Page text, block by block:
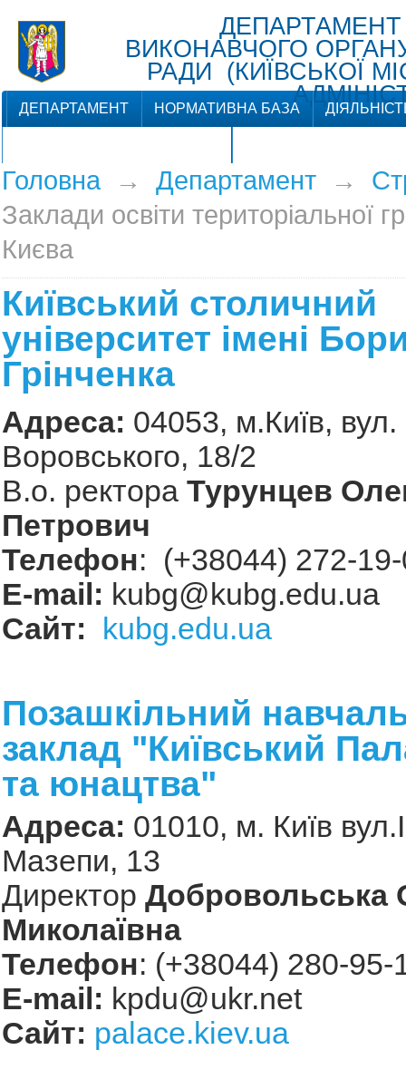
ВИКОНАВЧОГО
РАДИ (КИЇВСЬКОЇ
ДЕПАРТАМЕНТ НОРМАТИВНА БАЗА
Головна→ Департамент→
Заклади освіти територіальної
Києва
Київський столичний
університет імені
Грінченка
Адреса: 04053, м.Київ, вул.
Воровського, 18/2
В.о. ректора Турунцев
Петрович
Телефон: (+38044) 272-
Е-mail: kubg@kubg.edu.ua
Сайт: kubg.edu.ua
Позашкільний
заклад "Київський
та юнацтва"
Адреса: 01010, м. Київ
Мазепи, 13
Директор Добровольська
Миколаївна
Телефон: (+38044) 280-95-
Е-mail: kpdu@ukr.net
Сайт: palace.kiev.ua